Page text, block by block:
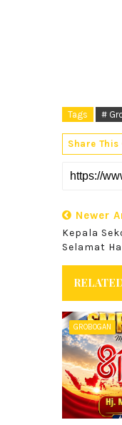
Tags #
Share This
Newer
Kepala
Selamat
GROBOGAN